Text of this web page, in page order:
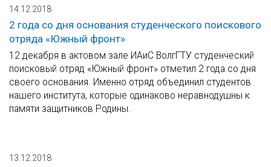
14.12.2018
2 года со дня основания студенческого поискового
отряда «Южный фронт»
12 декабря в актовом зале ИАиС ВолгГТУ студенческий
поисковый отряд «Южный фронт» отметил 2 года со дня
своего основания. Именно отряд объединил студентов
нашего института, которые одинаково неравнодушны к
памяти защитников Родины.
13.12.2018